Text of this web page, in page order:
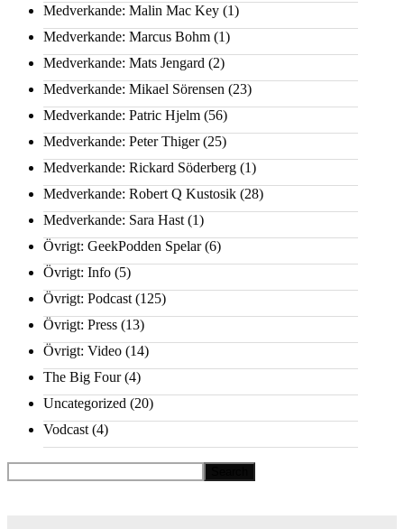
Medverkande: Malin Mac Key (1)
Medverkande: Marcus Bohm (1)
Medverkande: Mats Jengard (2)
Medverkande: Mikael Sörensen (23)
Medverkande: Patric Hjelm (56)
Medverkande: Peter Thiger(25)
Medverkande: Rickard Söderberg (1)
Medverkande: Robert Q Kustosik (28)
Medverkande: Sara Hast (1)
Övrigt: GeekPodden Spelar(6)
Övrigt: Info (5)
Övrigt: Podcast (125)
Övrigt: Press (13)
Övrigt: Video (14)
The Big Four(4)
Uncategorized (20)
Vodcast (4)